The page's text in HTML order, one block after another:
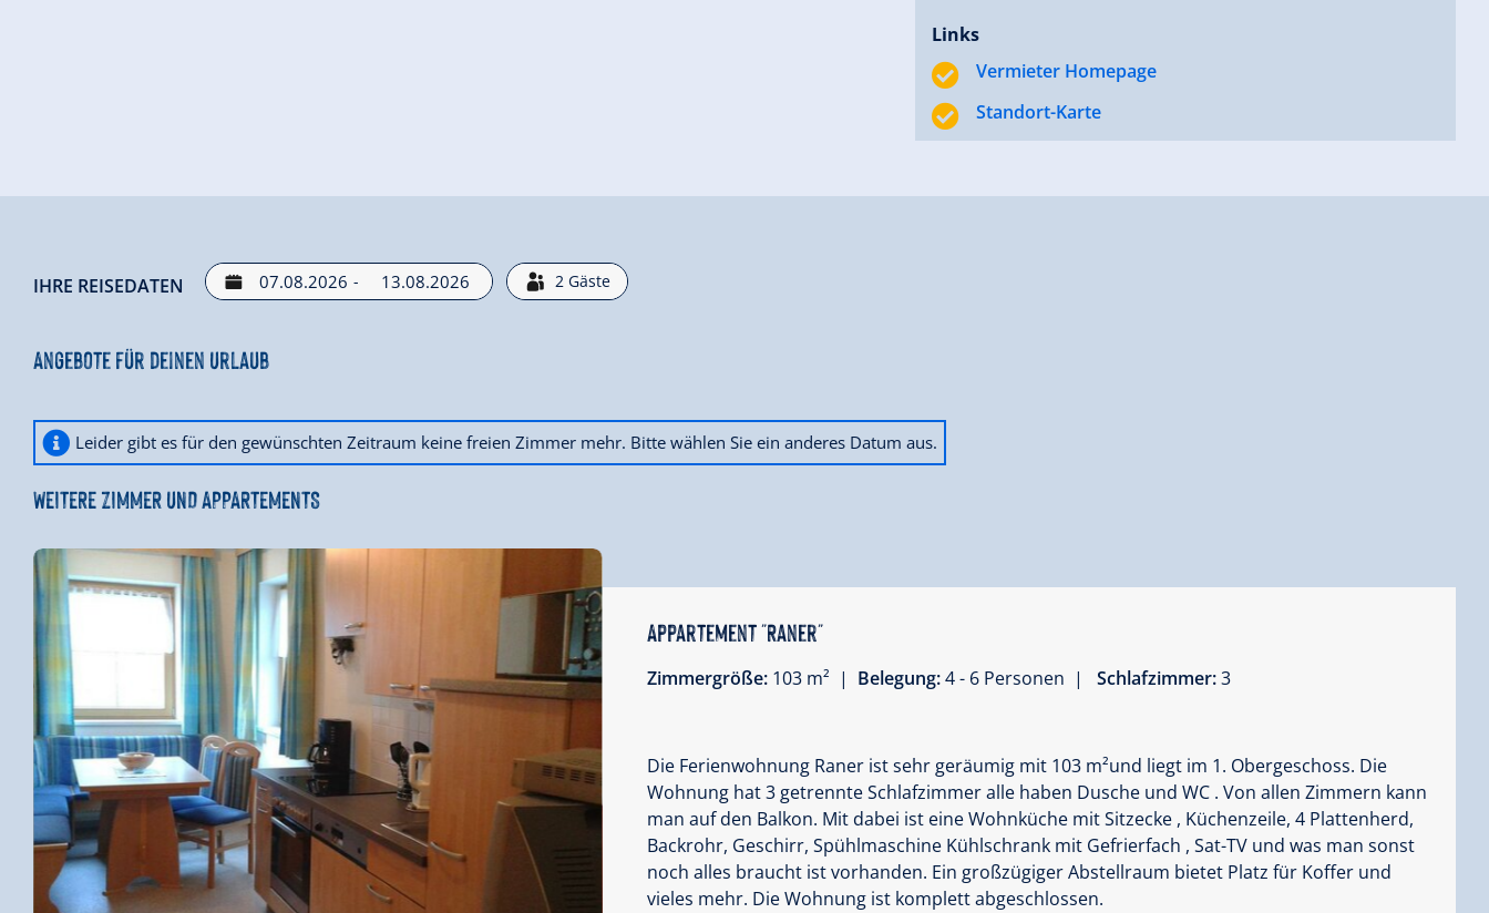
Links
Vermieter Homepage
Standort-Karte
IHRE REISEDATEN - 2 Gäste
Angebote für deinen Urlaub
Leider gibt es für den gewünschten Zeitraum keine freien Zimmer mehr. Bitte wählen Sie ein anderes Datum aus.
WEITERE ZIMMER UND APPARTEMENTS
Appartement "Raner"
Zimmergröße: 103 m² | Belegung:4 - 6 Personen | Schlafzimmer:3
Die Ferienwohnung Raner ist sehr geräumig mit 103 m²und liegt im 1. Obergeschoss. Die
Wohnung hat 3 getrennte Schlafzimmer alle haben Dusche und WC . Von allen Zimmern kann
man auf den Balkon. Mit dabei ist eine Wohnküche mit Sitzecke , Küchenzeile, 4 Plattenherd,
Backrohr, Geschirr, Spühlmaschine Kühlschrank mit Gefrierfach , Sat-TV und was man sonst
noch alles braucht ist vorhanden. Ein großzügiger Abstellraum bietet Platz für Koffer und
vieles mehr. Die Wohnung ist komplett abgeschlossen.